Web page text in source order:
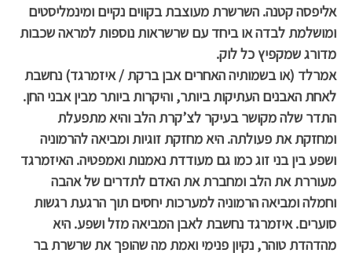
אליפסה קטנה. השרשרת מעוצבת בקווים נקיים ומינמליסטים
ומושלמת לבדה או ביחד עם שרשראות נוספות למראה שכבות
מדורג שמקפיץ כל לוק.
אמרלד (או בשמותיה האחרים אבן ברקת / איזמרגד) נחשבת
לאחת האבנים העתיקות ביותר, והיקרות ביותר מבין אבני החן.
התדר שלה מקושר בעיקר לצ’קרת הלב והיא מתפעלת
ומחזקת את פעולתה. היא מחזקת זוגיות ומביאה להרמוניה
ושפע בין בני זוג כמו גם מעודדת נאמנות ואמפטיה. האיזמרגד
מעוררת את הלב ומחברת את האדם לתדרים של אהבה
וחמלה ומביאה הרמוניה למערכות יחסים תוך הרגעת רגשות
סוערים. איזמרגד נחשבת לאבן המביאה מזל ושפע. היא
מהדהדת טוהר, נקיון פנימי ואמת מה שהופך את שרשרת בר